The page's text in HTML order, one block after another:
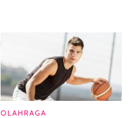
OLAHRAGA